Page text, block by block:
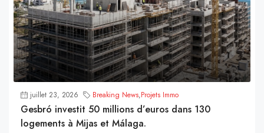
juillet 23, 2026 Breaking News,Projets Immo
Gesbró investit 50 millions d’euros dans 130
logements à Mijas et Málaga.